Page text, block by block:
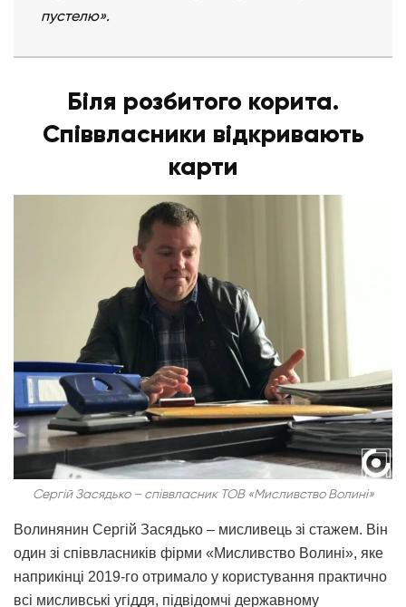
пустелю».
Біля розбитого корита.
Співвласники відкривають
карти
Сергій Засядько – співвласник ТОВ «Мисливство Волині»
Волинянин Сергій Засядько – мисливець зі стажем. Він
один зі співвласників фірми «Мисливство Волині», яке
наприкінці 2019-го отримало у користування практично
всі мисливські угіддя, підвідомчі державному